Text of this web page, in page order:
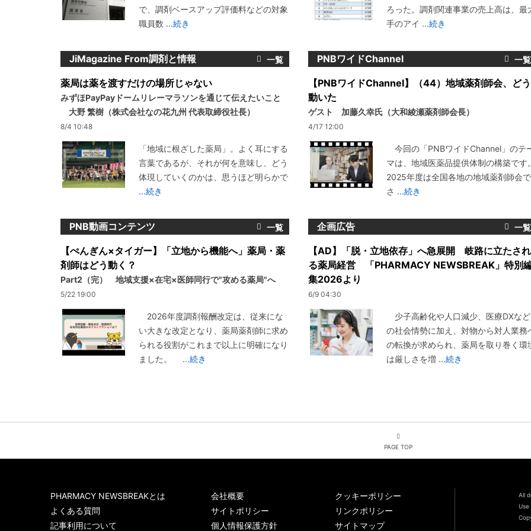
で、調剤ベースアップ評価料などの対象
職員数 ...続き
ろった。調剤関連事業の売上高は、最
手のアイ ...続き
JiMagazine From調剤と情報
薬局は薬を渡すだけの場所じゃない
みずほPayPayドームリレーマラソンを通じて伝えたいこと
大野 繁樹（株式会社なの花九州 代表取締役社長）
8/4 10:48
「地域に根ざした薬局」。よく耳にする
言葉であるが、それが何を意味し、どう
体現していくのかは、思うほど明らかで
...続き
PNBワイドChannel
【PNBワイドChannel】（44）地域薬剤師会、どう
動いた
ゲスト 加藤久幸氏（大和綾瀬薬剤師会長）
4/17 12:00
今回の「PNBワイドChannel」のテ
マは、地域医薬品提供体制の構築です。
2025年度は全国各地の地域薬剤師会で
さ ...続き
PNB動画コンテンツ
【ぺんぎん×タイガー】「立地から機能へ」薬局・薬
剤師はどう動く？
Part2（完） 地域支援×在宅×医師同行で"攻める薬局"へ
5/22 19:00
2026年度調剤報酬改定は、従来にな
い大きな改定となり、薬局薬剤師に求め
られる役割がこれまで以上に明確になり
ました。
...続き
企画広告
【AD】「脱・立地依存」へ急展開 岐路に立たされ
る薬局経営 「PHARMACY NEWSBREAK」特別
集2026より
6/9 04:30
少子高齢化や人口減少、医療DXなど
の社会情勢に加え、対物から対人業務
の転換が求められ、薬局を取り巻く環
は厳しさを増 ...続き
PAGE TOP
PHARMACY NEWSBREAKとは
よくある質問
記事利用について
会社概要
サイトポリシー
個人情報保護方針
クッキーポリシー
リンクポリシー
サイトマップ
All